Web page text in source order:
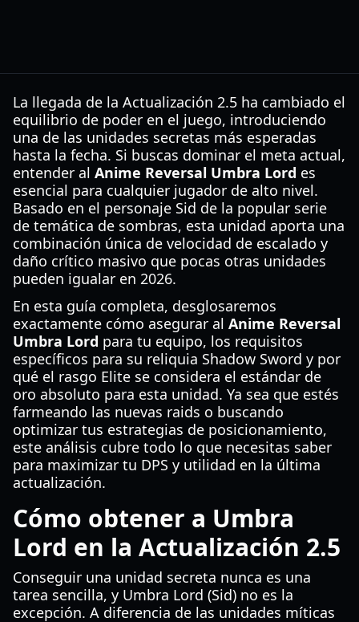
La llegada de la Actualización 2.5 ha cambiado el
equilibrio de poder en el juego, introduciendo
una de las unidades secretas más esperadas
hasta la fecha. Si buscas dominar el meta actual,
entender al Anime Reversal Umbra Lord es
esencial para cualquier jugador de alto nivel.
Basado en el personaje Sid de la popular serie
de temática de sombras, esta unidad aporta una
combinación única de velocidad de escalado y
daño crítico masivo que pocas otras unidades
pueden igualar en 2026.
En esta guía completa, desglosaremos
exactamente cómo asegurar al Anime Reversal
Umbra Lord para tu equipo, los requisitos
específicos para su reliquia Shadow Sword y por
qué el rasgo Elite se considera el estándar de
oro absoluto para esta unidad. Ya sea que estés
farmeando las nuevas raids o buscando
optimizar tus estrategias de posicionamiento,
este análisis cubre todo lo que necesitas saber
para maximizar tu DPS y utilidad en la última
actualización.
Cómo obtener a Umbra
Lord en la Actualización 2.5
Conseguir una unidad secreta nunca es una
tarea sencilla, y Umbra Lord (Sid) no es la
excepción. A diferencia de las unidades míticas